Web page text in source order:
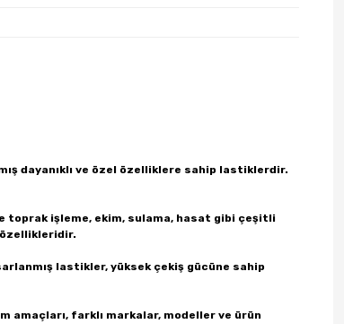
dayanıklı ve özel özelliklere sahip lastiklerdir.
işleme, ekim, sulama, hasat gibi çeşitli
özellikleridir.
lastikler, yüksek çekiş gücüne sahip
amaçları, farklı markalar, modeller ve ürün